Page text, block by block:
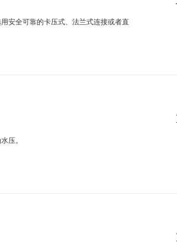
安全可靠的卡压式、法兰式连接或者直
压。